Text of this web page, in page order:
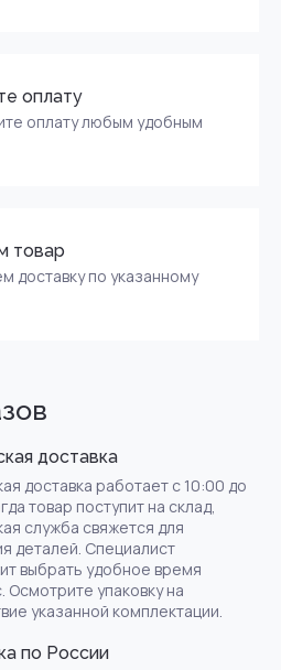
оплату
оплату любым удобным
товар
доставку по указанному
доставка
доставка работает с 10:00 до
товар поступит на склад,
служба свяжется для
деталей. Специалист
выбрать удобное время
Осмотрите упаковку на
указанной комплектации.
по России